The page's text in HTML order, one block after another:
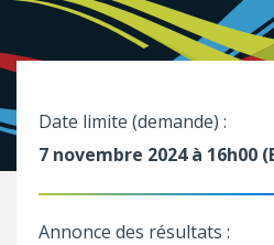
Date limite (demande) :
7 novembre 2024 à 16h00
Annonce des résultats :